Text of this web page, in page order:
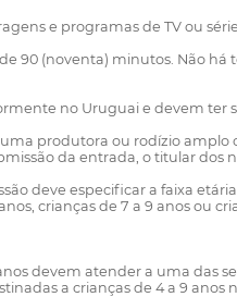
e programas de TV ou
90 (noventa) minutos. Não
no Uruguai e devem ter
produtora ou rodízio
da entrada, o titular
deve especificar a faixa
crianças de 7 a 9 anos ou
anos devem atender a uma
a crianças de 4 a 9 anos